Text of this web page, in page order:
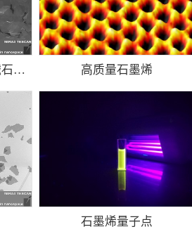
CASYUEDA-G10型机械石墨烯粉 高质量石墨烯
石墨烯量子点